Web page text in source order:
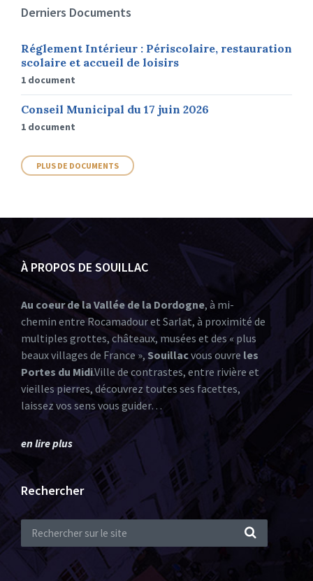
Derniers Documents
Réglement Intérieur : Périscolaire, restauration
scolaire et accueil de loisirs
1 document
Conseil Municipal du 17 juin 2026
1 document
PLUS DE DOCUMENTS
À PROPOS DE SOUILLAC
Au coeur de la Vallée de la Dordogne, à mi-
chemin entre Rocamadour et Sarlat, à proximité de
multiples grottes, châteaux, musées et des « plus
beaux villages de France », Souillacvous ouvre les
Portes du Midi.Ville de contrastes, entre rivière et
vieilles pierres, découvrez toutes ses facettes,
laissez vos sens vous guider…
en lire plus
Rechercher